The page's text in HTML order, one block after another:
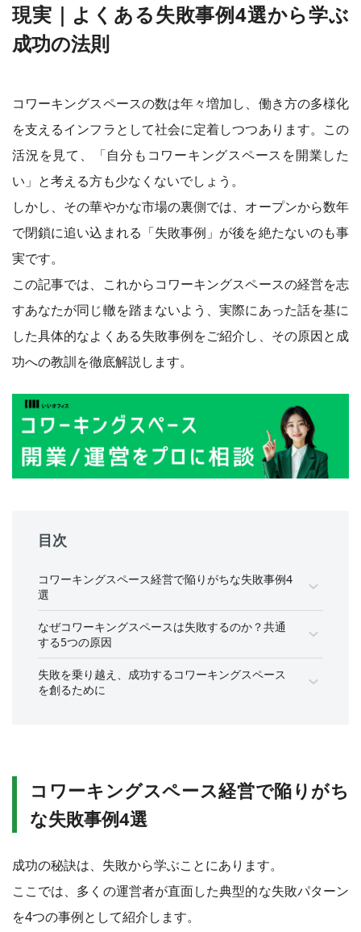
その他
現実｜よくある失敗事例4選から学ぶ
成功の法則
コワーキングスペースの数は年々増加し、働き方の多様化
を支えるインフラとして社会に定着しつつあります。この
活況を見て、「自分もコワーキングスペースを開業した
い」と考える方も少なくないでしょう。
しかし、その華やかな市場の裏側では、オープンから数年
で閉鎖に追い込まれる「失敗事例」が後を絶たないのも事
実です。
この記事では、これからコワーキングスペースの経営を志
すあなたが同じ轍を踏まないよう、実際にあった話を基に
した具体的なよくある失敗事例をご紹介し、その原因と成
功への教訓を徹底解説します。
目次
コワーキングスペース経営で陥りがちな失敗事例4
選
なぜコワーキングスペースは失敗するのか？共通
する5つの原因
失敗を乗り越え、成功するコワーキングスペース
を創るために
コワーキングスペース経営で陥りがち
な失敗事例4選
成功の秘訣は、失敗から学ぶことにあります。
ここでは、多くの運営者が直面した典型的な失敗パターン
を4つの事例として紹介します。